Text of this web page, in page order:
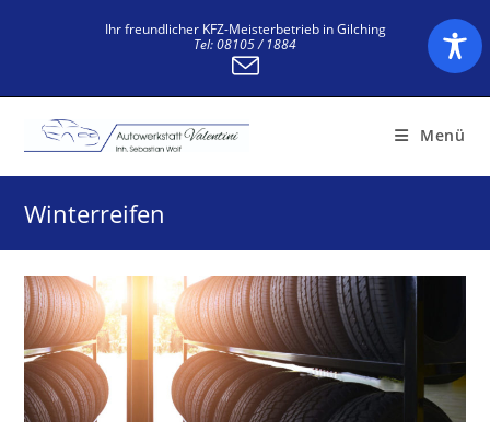
Ihr freundlicher KFZ-Meisterbetrieb in Gilching
Tel: 08105 / 1884
Menü
Winterreifen